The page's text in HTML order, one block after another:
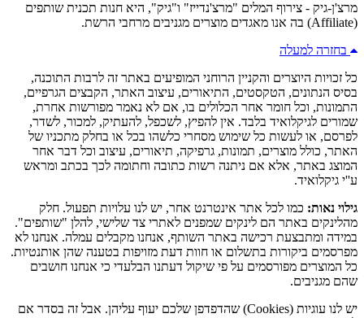
מרצ'ן-גיק - צירוף המלים "מרצ'נדייז" ו"גיק", היא חנות תכנית שותפים
(Affiliate) בה אנו מאגדים מוצרים מגניבים מרחבי הרשת.
בחזרה למעלה
כל זכויות היוצרים והקניין הרוחני המופיעים באתר זה לרבות התוכנה,
בסיס הנתונים, הטקסטים, התיאורים, עיצוב האתר, הקבצים הגרפיים,
התמונות, וכל חומר אחר הכלולים בו, אם לא נאמר מפורשות אחרת,
שמורים לגיקלואיד בלבד. אין להפיץ, לשכפל, להעתיק, למכור, לשדר,
לפרסם, או לעשות כל שימוש מסחרי כלשהו בכל או בחלק מתכניו של
האתר, כולל מוצרים, תמונות, גרפיקה, תיאורים, עיצוב וכל דבר אחר
המוצג באתר, אלא אם ניתנה רשות כתובה וחתומה לכך בכתב ומראש
ע''י גיקלואיד.
גילוי נאות: כמו לכל אתר אינטרנט אחר, יש לנו עלויות תפעול. חלק
מהלינקים באתר הם לינקים שמפנים לאתרי צד שלישי, להלן "שותפים".
במידה ומתבצעת רכישה באתר השותף, אנחנו מקבלים עמלה. אנחנו לא
מפרסמים ביקורות בתשלום או חוות דעת מזויפות בטענה שהן אותנטיות.
כל המוצרים מפורסמים על פי שיקול דעתנו הבלעדי כי אנחנו חושבים
שהם מגניבים.
יש לנו עוגיות (Cookies) שהדפדפן שלכם יעוף עליהן. אבל זה בסדר אם